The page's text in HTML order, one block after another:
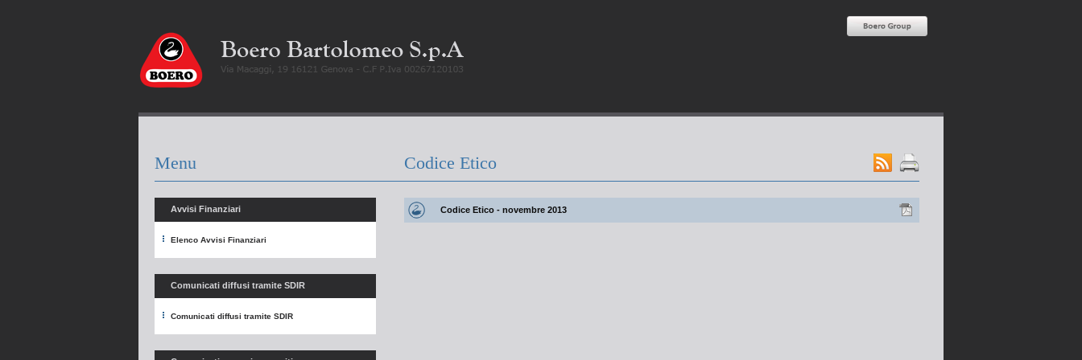
Menu Codice Etico
Avvisi Finanziari
Elenco Avvisi Finanziari
Comunicati diffusi tramite SDIR
Comunicati diffusi tramite SDIR
Codice Etico - novembre 2013